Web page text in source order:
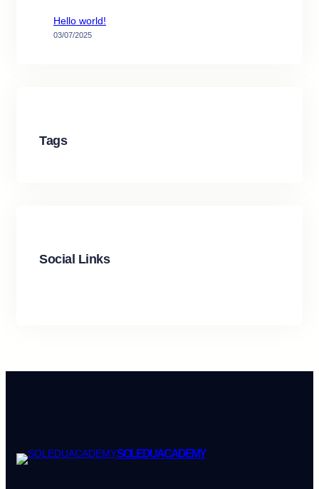
Hello world!
03/07/2025
Tags
Social Links
SOLEDUACADEMY